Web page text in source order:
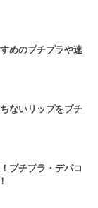
めのプチプラや速
ないリップをプチ
プチプラ・デパコ